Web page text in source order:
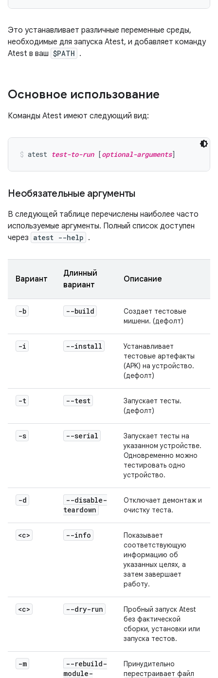
Это устанавливает различные переменные среды,
необходимые для запуска Atest, и добавляет команду
Atest в ваш $PATH .
Основное использование
Команды Atest имеют следующий вид:
atest test-to-run [optional-arguments]
Необязательные аргументы
В следующей таблице перечислены наиболее часто
используемые аргументы. Полный список доступен
через atest --help .
Вариант
Длинный
вариант
Описание
-b --build
Создает тестовые
мишени. (дефолт)
-i --install
Устанавливает
тестовые артефакты
(APK) на устройство.
(дефолт)
-t --test
Запускает тесты.
(дефолт)
-s --serial
Запускает тесты на
указанном устройстве.
Одновременно можно
тестировать одно
устройство.
-d
--disable-
teardown
Отключает демонтаж и
очистку теста.
<c> --info
Показывает
соответствующую
информацию об
указанных целях, а
затем завершает
работу.
<c> --dry-run
Пробный запуск Atest
без фактической
сборки, установки или
запуска тестов.
-m
--rebuild-
module-
Принудительно
перестраивает файл